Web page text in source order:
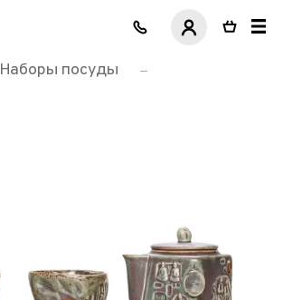
Наборы посуды